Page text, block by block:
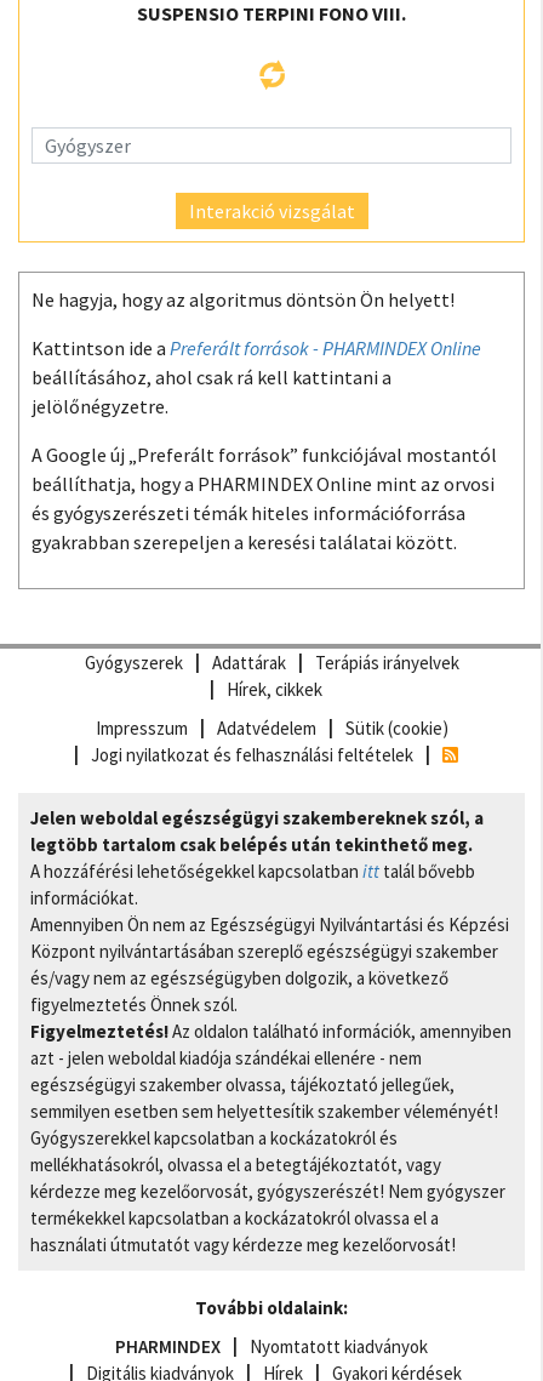
SUSPENSIO TERPINI FONO VIII.
Interakció vizsgálat
Ne hagyja, hogy az algoritmus döntsön Ön helyett!
Kattintson ide a Preferált források - PHARMINDEX Online
beállításához, ahol csak rá kell kattintani a
jelölőnégyzetre.
A Google új „Preferált források” funkciójával mostantól
beállíthatja, hogy a PHARMINDEX Online mint az orvosi
és gyógyszerészeti témák hiteles információforrása
gyakrabban szerepeljen a keresési találatai között.
Gyógyszerek Adattárak
Terápiás irányelvek
Hírek, cikkek
Impresszum
Adatvédelem
Sütik (cookie)
Jogi nyilatkozat és felhasználási feltételek
Jelen weboldal egészségügyi szakembereknek szól, a
legtöbb tartalom csak belépés után tekinthető meg.
A hozzáférési lehetőségekkel kapcsolatban itt talál bővebb
információkat.
Amennyiben Ön nem az Egészségügyi Nyilvántartási és Képzési
Központ nyilvántartásában szereplő egészségügyi szakember
és/vagy nem az egészségügyben dolgozik, a következő
figyelmeztetés Önnek szól.
Figyelmeztetés!Az oldalon található információk, amennyiben
azt - jelen weboldal kiadója szándékai ellenére - nem
egészségügyi szakember olvassa, tájékoztató jellegűek,
semmilyen esetben sem helyettesítik szakember véleményét!
Gyógyszerekkel kapcsolatban a kockázatokról és
mellékhatásokról, olvassa el a betegtájékoztatót, vagy
kérdezze meg kezelőorvosát, gyógyszerészét! Nem gyógyszer
termékekkel kapcsolatban a kockázatokról olvassa el a
használati útmutatót vagy kérdezze meg kezelőorvosát!
További oldalaink:
PHARMINDEX
Nyomtatott kiadványok
Digitális kiadványok
Hírek Gyakori kérdések